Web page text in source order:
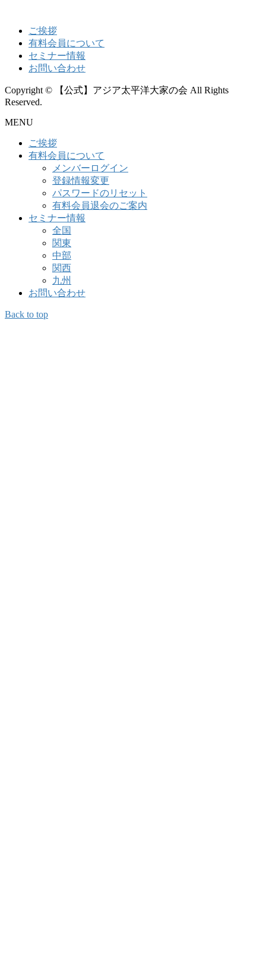
ご挨拶
有料会員について
セミナー情報
お問い合わせ
Copyright © 【公式】アジア太平洋大家の会 All Rights
Reserved.
MENU
ご挨拶
有料会員について
メンバーログイン
登録情報変更
パスワードのリセット
有料会員退会のご案内
セミナー情報
全国
関東
中部
関西
九州
お問い合わせ
Back to top